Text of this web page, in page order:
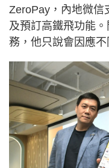
ZeroPay，內地微信
及預訂高鐵飛功能
務，他只說會因應不